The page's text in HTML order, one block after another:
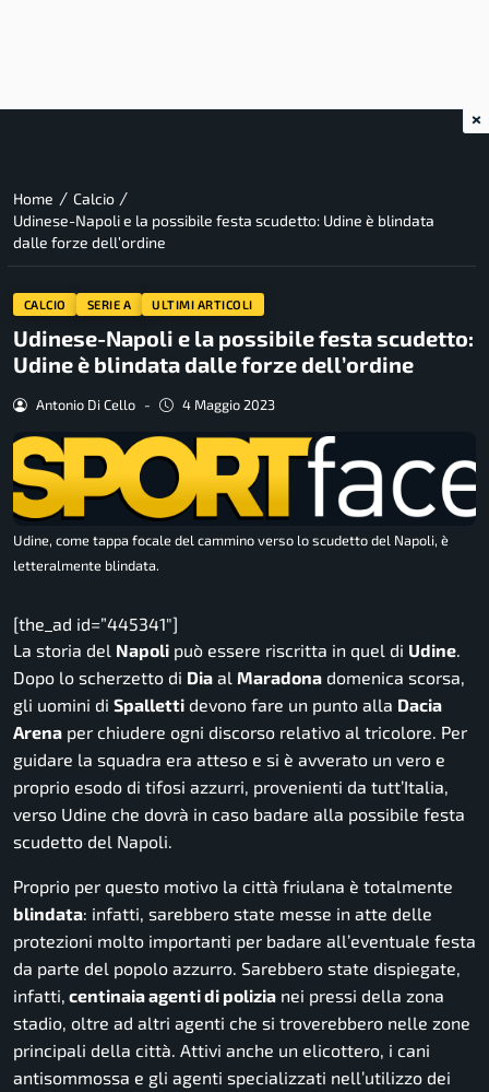
Home / Calcio /
Udinese-Napoli e la possibile festa scudetto: Udine è blindata
dalle forze dell’ordine
CALCIO SERIE A ULTIMI ARTICOLI
Udinese-Napoli e la possibile festa scudetto:
Udine è blindata dalle forze dell’ordine
Antonio Di Cello - 4 Maggio 2023
Udine, come tappa focale del cammino verso lo scudetto del Napoli, è
letteralmente blindata.
[the_ad id=”445341″]
La storia del Napoli può essere riscritta in quel di Udine
Dopo lo scherzetto di Dia al Maradona domenica scorsa,
gli uomini di Spalletti devono fare un punto alla Dacia
Arena per chiudere ogni discorso relativo al tricolore. Per
guidare la squadra era atteso e si è avverato un vero e
proprio esodo di tifosi azzurri, provenienti da tutt’Italia,
verso Udine che dovrà in caso badare alla possibile festa
scudetto del Napoli.
Proprio per questo motivo la città friulana è totalmente
blindata: infatti, sarebbero state messe in atte delle
protezioni molto importanti per badare all’eventuale festa
da parte del popolo azzurro. Sarebbero state dispiegate,
infatti, centinaia agenti di polizia nei pressi della zona
stadio, oltre ad altri agenti che si troverebbero nelle zone
principali della città. Attivi anche un elicottero, i cani
antisommossa e gli agenti specializzati nell’utilizzo dei
×